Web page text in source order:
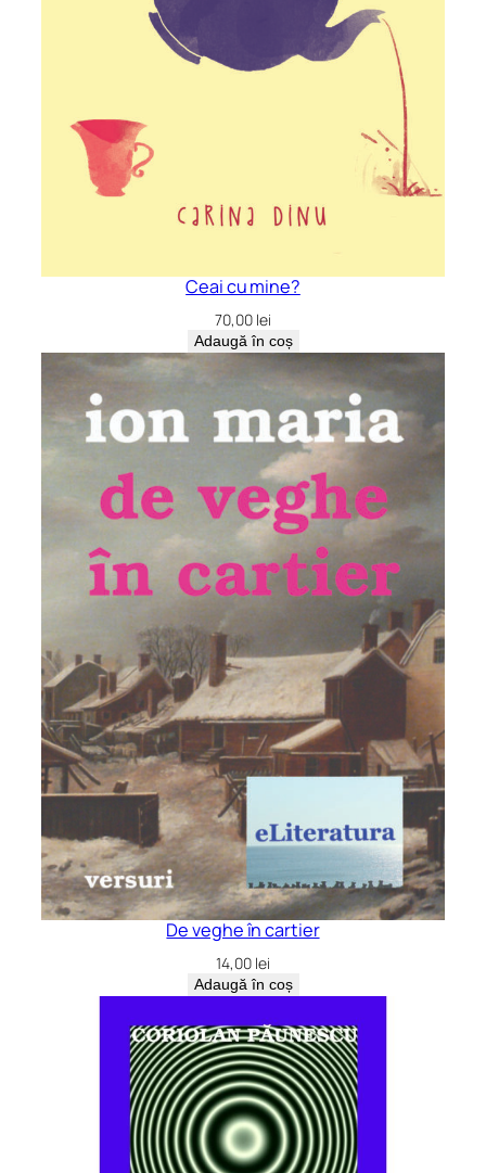
Ceai cu mine?
70,00 lei
Adaugă în coș
De veghe în cartier
14,00 lei
Adaugă în coș